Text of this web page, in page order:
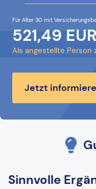
Für Alter 30 mit
521,49
Als angestellte Person
Jetzt
Sinnvolle